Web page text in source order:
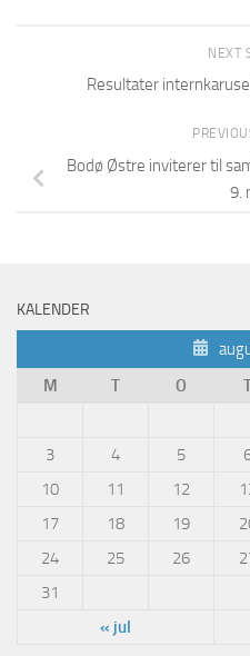
NEXT
Resultater
Bodø Østre inviterer til
9.
KALENDER
M
T O
3
4 5
10
11 12
17
18 19
24
25 26
31
« jul